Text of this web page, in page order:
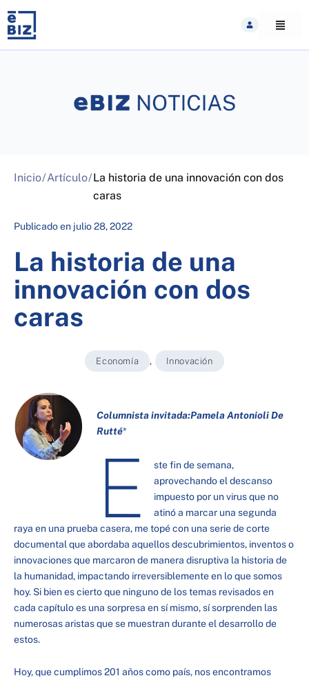
content
Inicio/Artículo/La historia de una innovación con dos
caras
Publicado en julio 28, 2022
La historia de una
innovación con dos
caras
Economía , Innovación
Columnista invitada:Pamela Antonioli De
Rutté*
E
ste fin de semana,
aprovechando el descanso
impuesto por un virus que no
atinó a marcar una segunda
raya en una prueba casera, me topé con una serie de corte
documental que abordaba aquellos descubrimientos, inventos o
innovaciones que marcaron de manera disruptiva la historia de
la humanidad, impactando irreversiblemente en lo que somos
hoy. Si bien es cierto que ninguno de los temas revisados en
cada capítulo es una sorpresa en sí mismo, sí sorprenden las
numerosas aristas que se muestran durante el desarrollo de
estos.
Hoy, que cumplimos 201 años como país, nos encontramos